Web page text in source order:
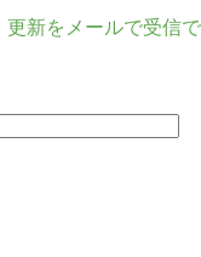
更新をメールで受信で